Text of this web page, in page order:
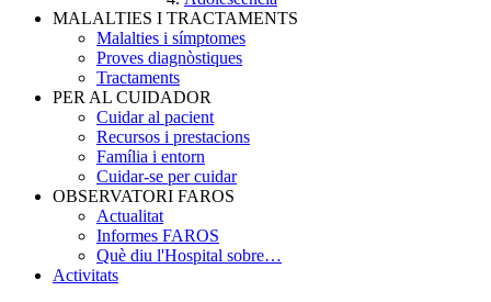
MALALTIES I TRACTAMENTS
Malalties i símptomes
Proves diagnòstiques
Tractaments
PER AL CUIDADOR
Cuidar al pacient
Recursos i prestacions
Família i entorn
Cuidar-se per cuidar
OBSERVATORI FAROS
Actualitat
Informes FAROS
Què diu l'Hospital sobre…
Activitats